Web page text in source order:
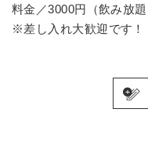
料金／3000円（飲み放題
※差し入れ大歓迎です！